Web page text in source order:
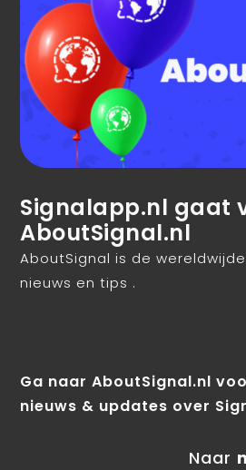
Signalapp.nl gaat
AboutSignal.nl
AboutSignal is de
nieuws en tips .
Ga naar AboutSignal.nl
nieuws & updates over
Naar